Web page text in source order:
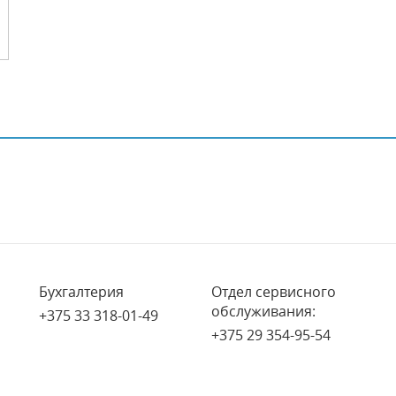
Бухгалтерия
+375 33 318-01-49
Отдел сервисного
обслуживания:
+375 29 354-95-54